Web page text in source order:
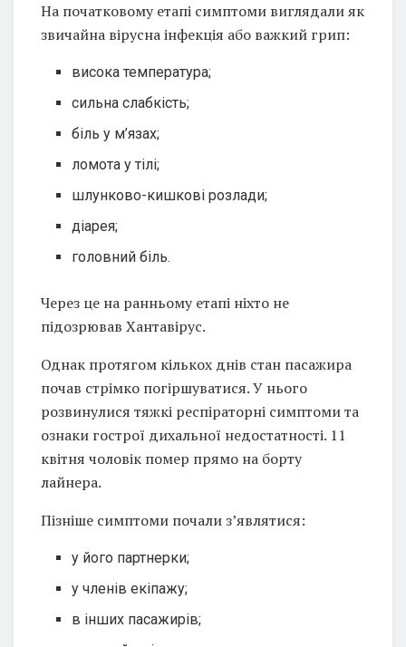
На початковому етапі симптоми виглядали як
звичайна вірусна інфекція або важкий грип:
висока температура;
сильна слабкість;
біль у м’язах;
ломота у тілі;
шлунково-кишкові розлади;
діарея;
головний біль.
Через це на ранньому етапі ніхто не
підозрював Хантавірус.
Однак протягом кількох днів стан пасажира
почав стрімко погіршуватися. У нього
розвинулися тяжкі респіраторні симптоми та
ознаки гострої дихальної недостатності. 11
квітня чоловік помер прямо на борту
лайнера.
Пізніше симптоми почали з’являтися:
у його партнерки;
у членів екіпажу;
в інших пасажирів;